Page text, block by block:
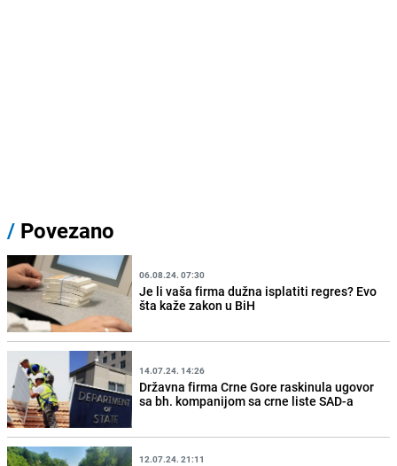
/ Povezano
06.08.24. 07:30
Je li vaša firma dužna isplatiti regres? Evo
šta kaže zakon u BiH
14.07.24. 14:26
Državna firma Crne Gore raskinula ugovor
sa bh. kompanijom sa crne liste SAD-a
12.07.24. 21:11